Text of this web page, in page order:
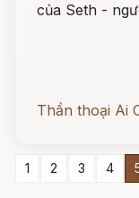
của Seth -
Thần thoại Ai
1 2 3 4